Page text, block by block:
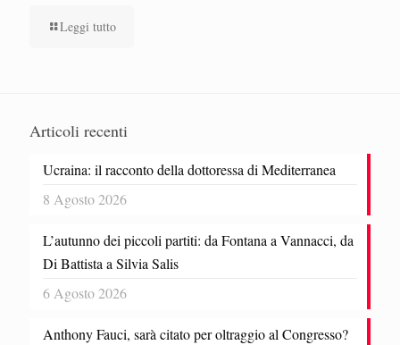
Leggi tutto
Articoli recenti
Ucraina: il racconto della dottoressa di Mediterranea
8 Agosto 2026
L’autunno dei piccoli partiti: da Fontana a Vannacci, da
Di Battista a Silvia Salis
6 Agosto 2026
Anthony Fauci, sarà citato per oltraggio al Congresso?